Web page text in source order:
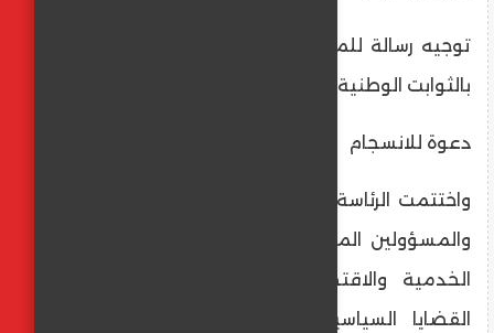
​توجيه رسالة للمجتمع الدولي: بتمسك الرئاسة
بالثوابت الوطنية.
​دعوة للانسجام
​واختتمت الرئاسة بيانها بدعوة أعضاء الحكومة
والمسؤولين المحليين إلى التركيز على المهام
الخدمية والاقتصادية الموكلة إليهم، وترك
القضايا السياسية المصيرية لطاولات الحوار